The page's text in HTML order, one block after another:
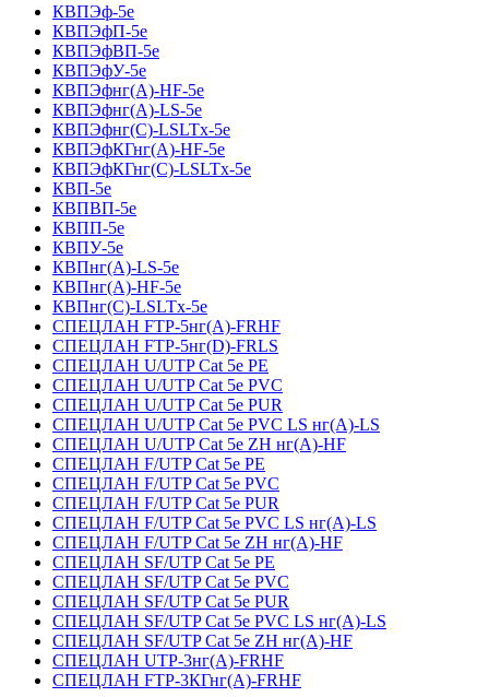
КВПЭф-5е
КВПЭфП-5е
КВПЭфВП-5е
КВПЭфУ-5е
КВПЭфнг(А)-HF-5е
КВПЭфнг(А)-LS-5е
КВПЭфнг(С)-LSLTx-5е
КВПЭфКГнг(А)-HF-5е
КВПЭфКГнг(С)-LSLTx-5е
КВП-5е
КВПВП-5е
КВПП-5е
КВПУ-5е
КВПнг(А)-LS-5е
КВПнг(А)-HF-5е
КВПнг(С)-LSLTx-5е
СПЕЦЛАН FTP-5нг(А)-FRHF
СПЕЦЛАН FTP-5нг(D)-FRLS
СПЕЦЛАН U/UTP Cat 5e PE
СПЕЦЛАН U/UTP Cat 5e PVC
СПЕЦЛАН U/UTP Cat 5e PUR
СПЕЦЛАН U/UTP Cat 5e PVC LS нг(А)-LS
СПЕЦЛАН U/UTP Cat 5e ZH нг(А)-HF
СПЕЦЛАН F/UTP Cat 5e PE
СПЕЦЛАН F/UTP Cat 5e PVC
СПЕЦЛАН F/UTP Cat 5e PUR
СПЕЦЛАН F/UTP Cat 5e PVC LS нг(А)-LS
СПЕЦЛАН F/UTP Cat 5e ZH нг(А)-HF
СПЕЦЛАН SF/UTP Cat 5e PE
СПЕЦЛАН SF/UTP Cat 5e PVC
СПЕЦЛАН SF/UTP Cat 5e PUR
СПЕЦЛАН SF/UTP Cat 5e PVC LS нг(А)-LS
СПЕЦЛАН SF/UTP Cat 5e ZH нг(А)-HF
СПЕЦЛАН UTP-3нг(А)-FRHF
СПЕЦЛАН FTP-3КГнг(А)-FRHF